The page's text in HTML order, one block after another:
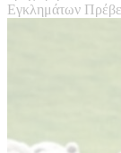
Εγκλημάτων